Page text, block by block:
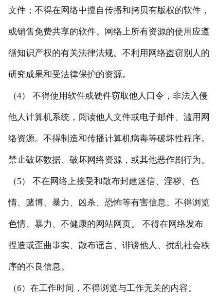
文件；不得在网络中擅自传播和拷贝有版权的软件，
或销售免费共享的软件。网络上所有资源的使用应遵
循知识产权的有关法律法规。不利用网络盗窃别人的
研究成果和受法律保护的资源。
（4） 不得使用软件或硬件窃取他人口令，非法入侵
他人计算机系统，阅读他人文件或电子邮件、滥用网
络资源。不得制造和传播计算机病毒等破坏性程序。
禁止破坏数据、破坏网络资源，或其他恶作剧行为。
（5） 不在网络上接受和散布封建迷信、淫秽、色
情、赌博、暴力、凶杀、恐怖等有害信息。不得浏览
色情、暴力、不健康的网站网页。 不得在网络发布
捏造或歪曲事实、散布谣言、诽谤他人、扰乱社会秩
序的不良信息。
（6）在工作时间，不得浏览与工作无关的内容。